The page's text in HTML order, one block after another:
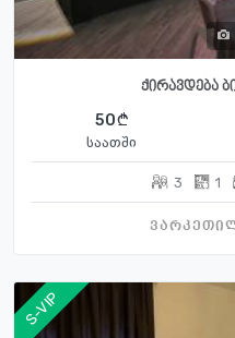
ქირავდება
50
საათში
3 1
S-VIP